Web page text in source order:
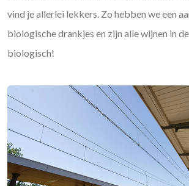
vind je allerlei lekkers. Zo hebben we een
biologische drankjes en zijn alle wijnen in
biologisch!